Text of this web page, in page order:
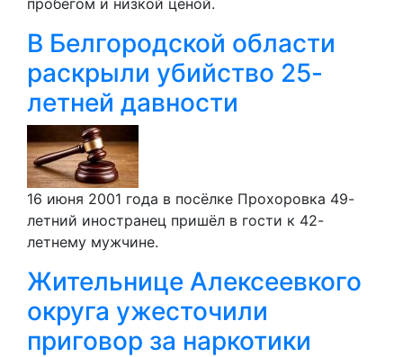
В Белгородской области
раскрыли убийство 25-
летней давности
16 июня 2001 года в посёлке Прохоровка 49-
летний иностранец пришёл в гости к 42-
летнему мужчине.
Жительнице Алексеевкого
округа ужесточили
приговор за наркотики